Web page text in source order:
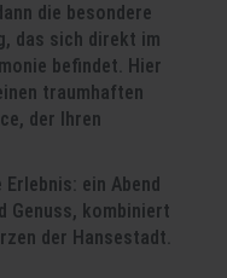
die besondere
das sich direkt im
befindet. Hier
traumhaften
der Ihren
ein Abend
Genuss, kombiniert
der Hansestadt.